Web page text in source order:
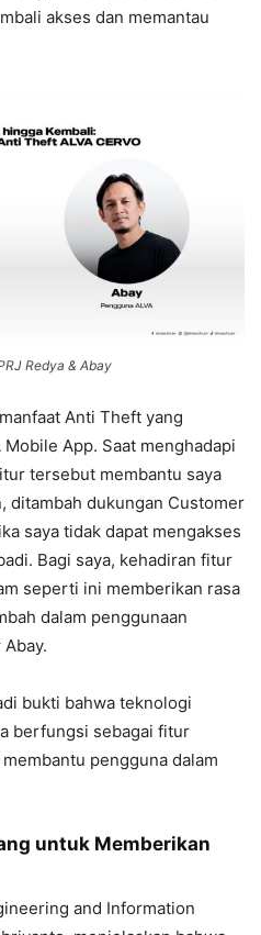
akses dan memantau
Redya & Abay
Anti Theft yang
App. Saat menghadapi
tersebut membantu saya
ditambah dukungan Customer
saya tidak dapat mengakses
Bagi saya, kehadiran fitur
seperti ini memberikan rasa
dalam penggunaan
bukti bahwa teknologi
berfungsi sebagai fitur
pengguna dalam
untuk Memberikan
and Information